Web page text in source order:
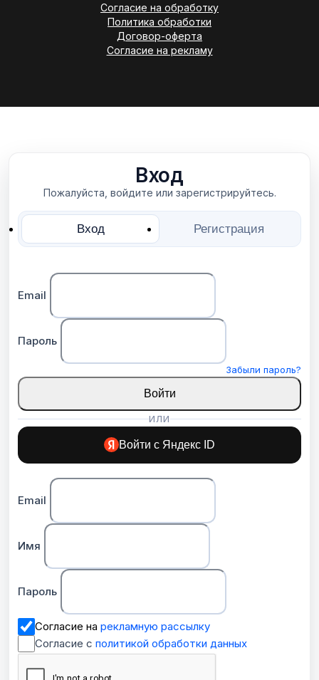
Согласие на обработку
Политика обработки
Договор-оферта
Согласие на рекламу
Вход
Пожалуйста, войдите или зарегистрируйтесь.
Вход Регистрация
Email
Пароль
Забыли пароль?
Войти
ИЛИ
Войти с Яндекс ID
Email
Имя
Пароль
Согласие на рекламную рассылку
Согласие с политикой обработки данных